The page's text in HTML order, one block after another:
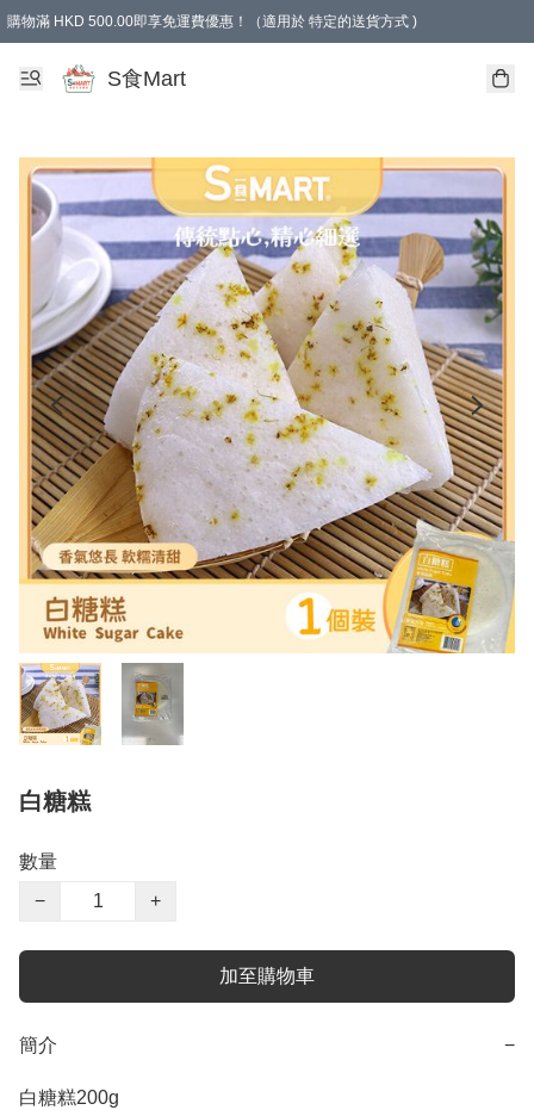
購物滿 HKD 500.00即享免運費優惠！（適用於 特定的送貨方式 )
S食Mart
白糖糕
數量
−
+
加至購物車
簡介 −
白糖糕200g